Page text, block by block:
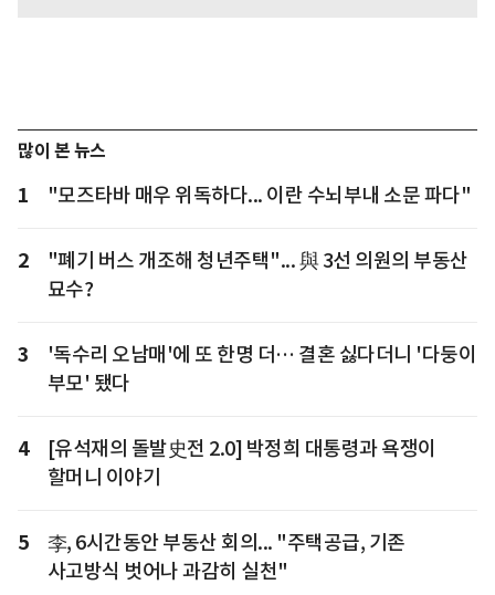
많이 본 뉴스
1 "모즈타바 매우 위독하다... 이란 수뇌부내 소문 파다"
2
"폐기 버스 개조해 청년주택"... 與 3선 의원의 부동산
묘수?
3
'독수리 오남매'에 또 한명 더… 결혼 싫다더니 '다둥이
부모' 됐다
4
[유석재의 돌발史전 2.0] 박정희 대통령과 욕쟁이
할머니 이야기
5
李, 6시간동안 부동산 회의... "주택공급, 기존
사고방식 벗어나 과감히 실천"